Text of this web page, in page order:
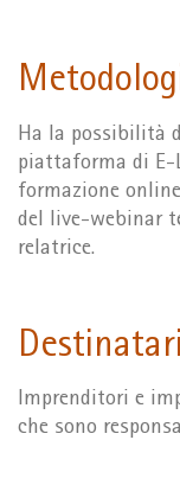
Ha la possibilità
piattaforma di E-
formazione
del live-webinar
relatrice.
Destinatari
Imprenditori e
che sono